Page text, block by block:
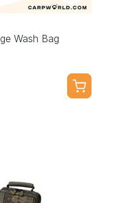
Wash Bag